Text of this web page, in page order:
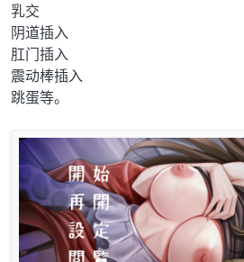
乳交
阴道插入
肛门插入
震动棒插入
跳蛋等。